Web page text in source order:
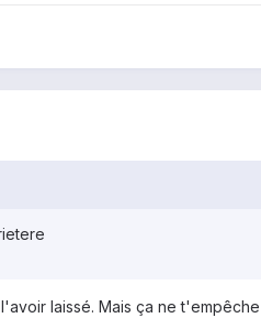
laissé. Mais ça ne